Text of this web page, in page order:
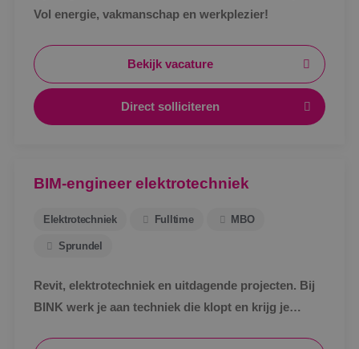
Vol energie, vakmanschap en werkplezier!
Bekijk vacature
Direct solliciteren
BIM-engineer elektrotechniek
Elektrotechniek Fulltime MBO
Sprundel
Revit, elektrotechniek en uitdagende projecten. Bij
BINK werk je aan techniek die klopt en krijg je